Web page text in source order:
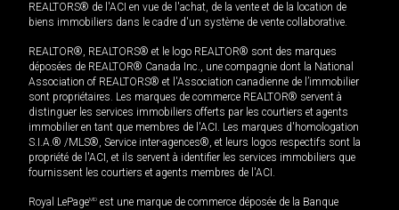
REALTORS® de l'ACI en vue de l'achat, de la vente et de la location de
biens immobiliers dans le cadre d'un système de vente collaborative.
REALTOR®, REALTORS® et le logo REALTOR® sont des marques
déposées de REALTOR® Canada Inc., une compagnie dont la National
Association of REALTORS® et l'Association canadienne de l’immobilier
sont propriétaires. Les marques de commerce REALTOR® servent à
distinguer les services immobiliers offerts par les courtiers et agents
immobilier en tant que membres de l'ACI. Les marques d'homologation
S.I.A.® /MLS®, Service inter-agences®, et leurs logos respectifs sont la
propriété de l'ACI, et ils servent à identifier les services immobiliers que
fournissent les courtiers et agents membres de l'ACI.
Royal LePageMD est une marque de commerce déposée de la Banque